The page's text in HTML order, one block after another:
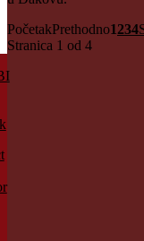
PočetakPrethodno1234
Stranica 1 od 4